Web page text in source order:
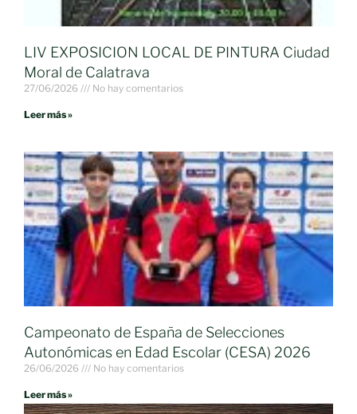
LIV EXPOSICION LOCAL DE PINTURA Ciudad
Moral de Calatrava
27/06/2026 No hay comentarios
Leer más »
Campeonato de España de Selecciones
Autonómicas en Edad Escolar (CESA) 2026
26/06/2026 No hay comentarios
Leer más »